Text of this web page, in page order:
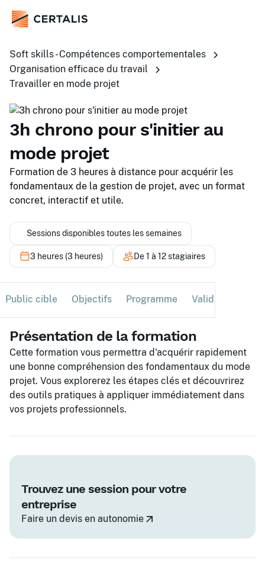
Soft skills - Compétences comportementales
Organisation efficace du travail
Travailler en mode projet
3h chrono pour s'initier au
mode projet
Formation de 3 heures à distance pour acquérir les
fondamentaux de la gestion de projet, avec un format
concret, interactif et utile.
Sessions disponibles toutes les semaines
3 heures (3 heures) De 1 à 12 stagiaires
Public cible Objectifs Programme Validation
Présentation de la formation
Cette formation vous permettra d'acquérir rapidement
une bonne compréhension des fondamentaux du mode
projet. Vous explorerez les étapes clés et découvrirez
des outils pratiques à appliquer immédiatement dans
vos projets professionnels.
Trouvez une session pour votre
entreprise
Faire un devis en autonomie